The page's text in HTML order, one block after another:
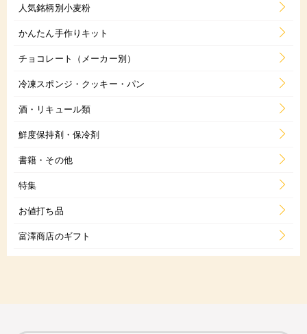
人気銘柄別小麦粉
かんたん手作りキット
チョコレート（メーカー別）
冷凍スポンジ・クッキー・パン
酒・リキュール類
鮮度保持剤・保冷剤
書籍・その他
特集
お値打ち品
富澤商店のギフト